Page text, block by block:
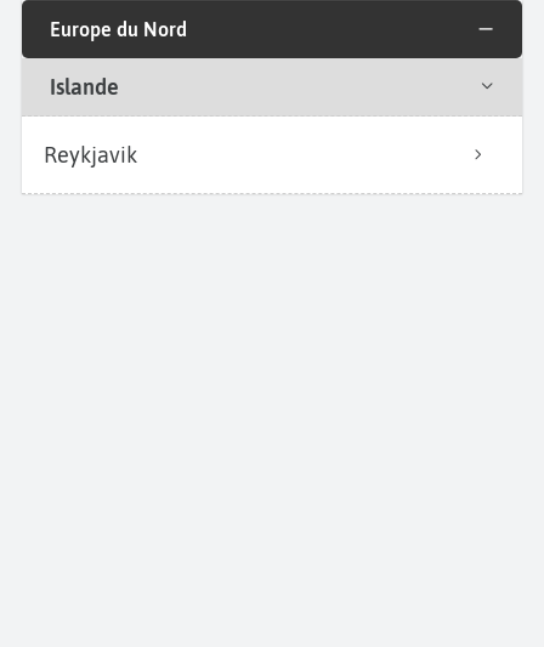
Europe du Nord
Islande
Reykjavik